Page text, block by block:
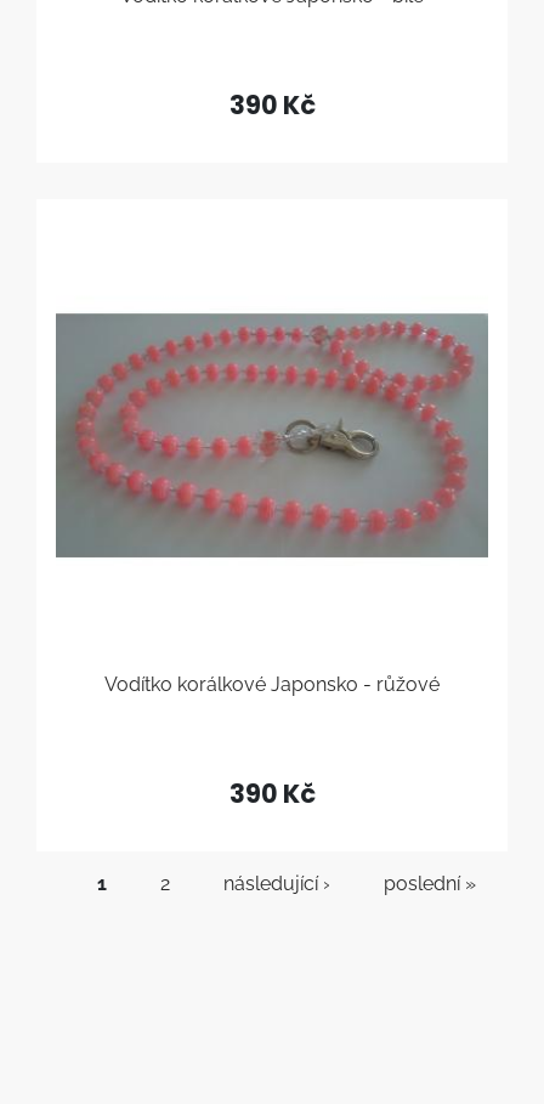
390 Kč
Vodítko korálkové Japonsko - růžové
390 Kč
STRÁNKY
1 2 následující › poslední »